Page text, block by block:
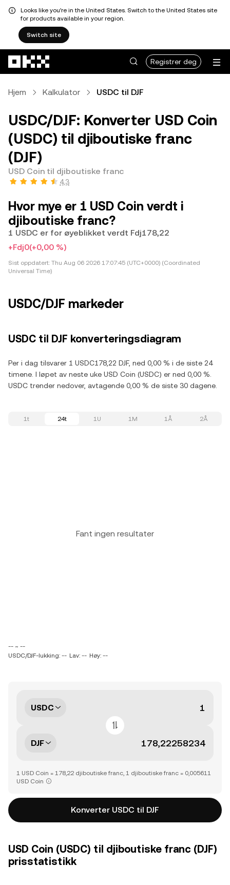
Looks like you're in the United States. Switch to the United States site
for products available in your region.
Switch site
Registrer deg
Hjem Kalkulator USDC til DJF
USDC/DJF: Konverter USD Coin
(USDC) til djiboutiske franc
(DJF)
USD Coin til djiboutiske franc
4,3
Hvor mye er 1 USD Coin verdt i
djiboutiske franc?
1 USDC er for øyeblikket verdt Fdj178,22
+Fdj0(+0,00 %)
Sist oppdatert: Thu Aug 06 2026 17:07:45 (UTC+0000) (Coordinated
Universal Time)
USDC/DJF markeder
USDC til DJF konverteringsdiagram
Per i dag tilsvarer 1 USDC178,22 DJF, ned 0,00 % i de siste 24
timene. I løpet av neste uke USD Coin (USDC) er ned 0,00 %.
USDC trender nedover, avtagende 0,00 % de siste 30 dagene.
1t 24t 1U 1M 1Å 2Å
Fant ingen resultater
-- ~ --
USDC/DJF-lukking: -- Lav: -- Høy: --
USDC
DJF
1 USD Coin = 178,22 djiboutiske franc, 1 djiboutiske franc = 0,005611
USD Coin
Konverter USDC til DJF
USD Coin (USDC) til djiboutiske franc (DJF)
prisstatistikk